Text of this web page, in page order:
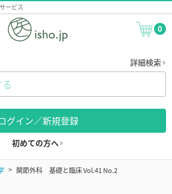
ービス
0
詳細検索
グイン／新規登録
初めての方へ
関節外科 基礎と臨床 Vol.41 No.2